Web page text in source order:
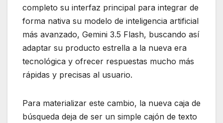
completo su interfaz principal para integrar de
forma nativa su modelo de inteligencia artificial
más avanzado, Gemini 3.5 Flash, buscando así
adaptar su producto estrella a la nueva era
tecnológica y ofrecer respuestas mucho más
rápidas y precisas al usuario.
Para materializar este cambio, la nueva caja de
búsqueda deja de ser un simple cajón de texto